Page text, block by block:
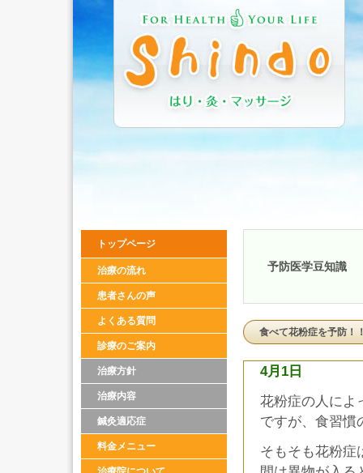
トップページ
治療の流れ
患者さんの声
よくある質問
診療のご案内
治療方針
治療内容
鍼灸適応症
料金メニュー
予防医学豆知識
食べて花粉症を予防！
4月1日
花粉症の人によ
ですが、食習慣
そもそも花粉症